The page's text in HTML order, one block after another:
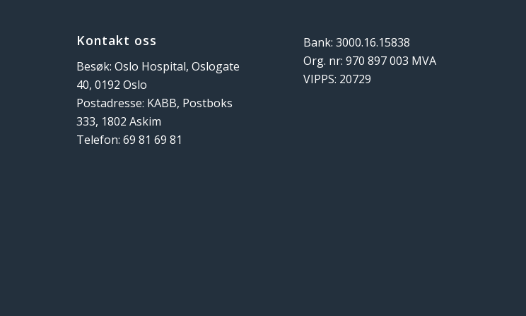
Kontakt oss
Besøk: Oslo Hospital, Oslogate
40, 0192 Oslo
Postadresse: KABB, Postboks
333, 1802 Askim
Telefon: 69 81 69 81
Bank: 3000.16.15838
Org. nr: 970 897 003 MVA
VIPPS: 20729